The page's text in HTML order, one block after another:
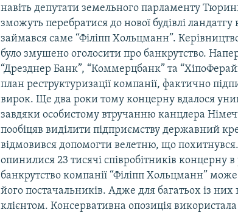
навіть депутати земельного парламенту
зможуть перебратися до нової будівлі
займався саме “Філіпп Хольцманн”.
було змушено оголосити про банкрутство.
“Дрезднер Банк”, “Коммерцбанк” та
план реструктуризації компанії, фактично
вирок. Ще два роки тому концерну вдалося
завдяки особистому втручанню канцлера
пообіцяв виділити підприємству державний
відмовився допомогти велетню, що
опинилися 23 тисячі співробітників концерну в
банкрутство компанії “Філіпп Хольцманн”
його постачальників. Адже для багатьох із
клієнтом. Консервативна опозиція